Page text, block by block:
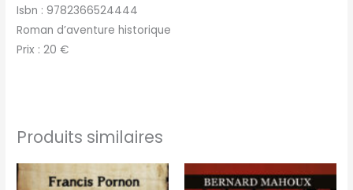
Isbn : 9782366524444
Roman d’aventure historique
Prix : 20 €
Produits similaires